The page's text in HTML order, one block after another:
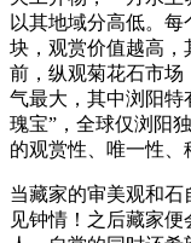
以其地域分高低。
块，观赏价值越高，
前，纵观菊花石市场
气最大，其中浏阳特
瑰宝”，全球仅浏阳
的观赏性、唯一性、
当藏家的审美观和
见钟情！之后藏家